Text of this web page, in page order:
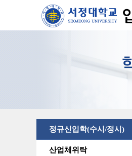
정규신입학(수시/정시)
산업체위탁